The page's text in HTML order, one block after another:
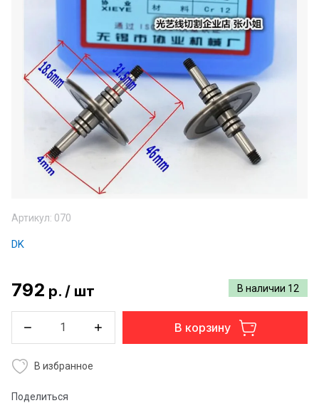
Артикул: 070
DK
В наличии 12
792 р. / шт
В корзину
В избранное
Поделиться